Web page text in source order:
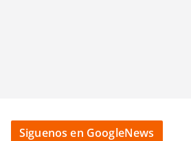
Siguenos en GoogleNews